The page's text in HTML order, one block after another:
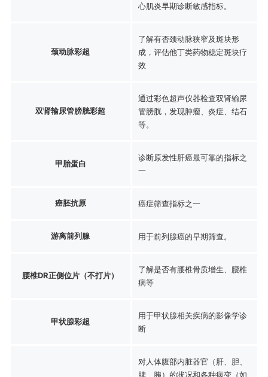
心肌炎早期诊断敏感指标。
颈动脉彩超
了解有否颈动脉狭窄及斑块形
成，评估他丁类药物稳定斑块疗
效
双肾输尿管膀胱彩超
通过彩色超声仪器检查双肾输尿
管膀胱，发现肿瘤、炎症、结石
等。
甲胎蛋白
诊断原发性肝癌最可靠的指标之
一
癌胚抗原 癌症筛查指标之一
游离前列腺 用于前列腺癌的早期筛查。
腰椎DR正侧位片（不打片）
了解是否有腰椎骨质增生、腰椎
病等
甲状腺彩超
用于甲状腺相关疾病的影像学诊
断
对人体腹部内脏器官（肝、胆、
脾、胰）的状况和各种病变（如